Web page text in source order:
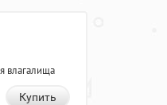
влагалища
Купить